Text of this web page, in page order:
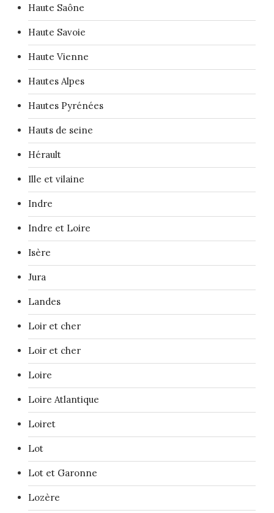
Haute Saône
Haute Savoie
Haute Vienne
Hautes Alpes
Hautes Pyrénées
Hauts de seine
Hérault
Ille et vilaine
Indre
Indre et Loire
Isère
Jura
Landes
Loir et cher
Loir et cher
Loire
Loire Atlantique
Loiret
Lot
Lot et Garonne
Lozère